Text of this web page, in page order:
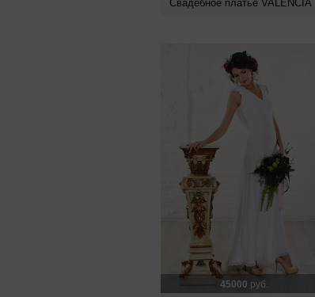
Свадебное платье VALENCIA
45000 руб.